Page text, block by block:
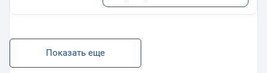
Показать еще